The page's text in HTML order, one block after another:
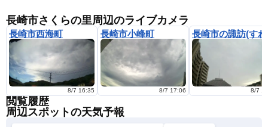
長崎市さくらの里周辺のライブカメラ
長崎市西海町
8/7 16:35
長崎市小峰町
8/7 17:06 8/7
閲覧履歴
周辺スポットの天気予報